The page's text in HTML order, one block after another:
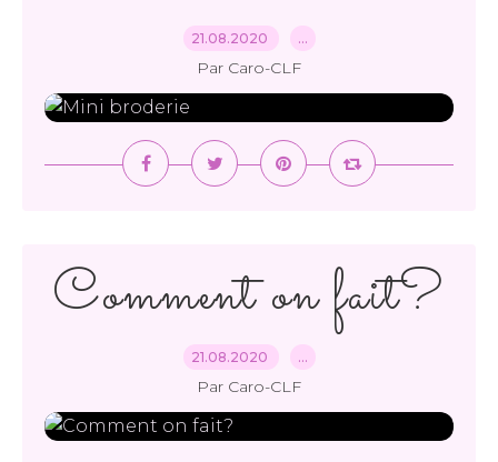
21.08.2020 …
Par Caro-CLF
Comment on fait?
21.08.2020 …
Par Caro-CLF